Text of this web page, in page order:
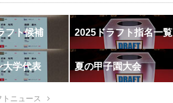
フト候補 2025ドラフト指名一覧
大学代表 夏の甲子園大会
ニュース